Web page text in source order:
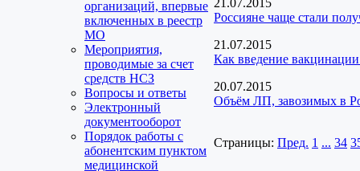
организаций, впервые
включенных в реестр
МО
Мероприятия,
проводимые за счет
средств НСЗ
Вопросы и ответы
Электронный
документооборот
Порядок работы с
абонентским пунктом
медицинской
21.07.2015
Россияне чаще стали
21.07.2015
Как введение
20.07.2015
Объём ЛП, завозимых в
Страницы: Пред. 1 ... 34